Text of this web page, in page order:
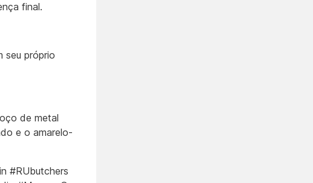
final.
seu próprio
de metal
e o amarelo-
#RUbutchers